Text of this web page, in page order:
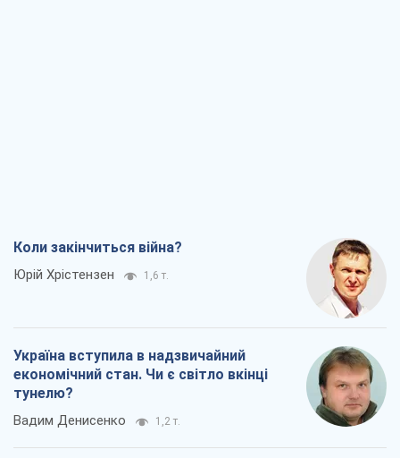
Коли закінчиться війна?
Юрій Хрістензен 1,6 т.
Україна вступила в надзвичайний
економічний стан. Чи є світло вкінці
тунелю?
Вадим Денисенко 1,2 т.